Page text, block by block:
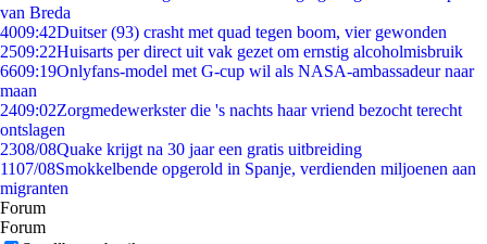
van Breda
4009:42Duitser (93) crasht met quad tegen boom, vier gewonden
2509:22Huisarts per direct uit vak gezet om ernstig alcoholmisbruik
6609:19Onlyfans-model met G-cup wil als NASA-ambassadeur naar
maan
2409:02Zorgmedewerkster die 's nachts haar vriend bezocht terecht
ontslagen
2308/08Quake krijgt na 30 jaar een gratis uitbreiding
1107/08Smokkelbende opgerold in Spanje, verdienden miljoenen aan
migranten
Forum
Forum